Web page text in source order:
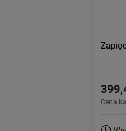
Cena